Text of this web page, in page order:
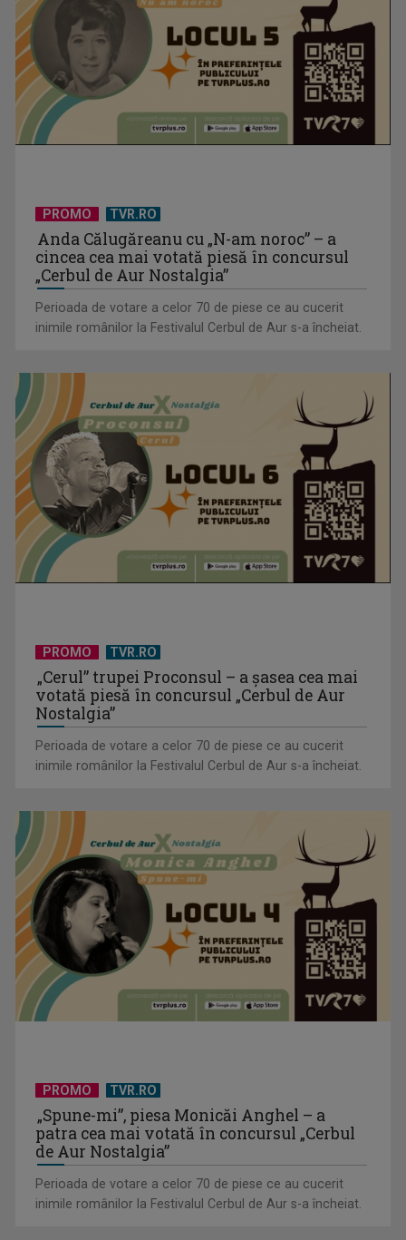
Tenis internațional la Târgu Mureș! TVR Sport transmite
finalele AXERIA Open ...
Piesa „Un actor grăbit” a Laurei Stoica – prima în topul
preferinţelor ...
Cate Blanchett este „Blue Jasmine” – sâmbătă seară, la TVR
Spectacol total la TVR: David Popovici și tricolorii luptă
pentru aur la ...
Prima câştigătoare a trofeului „Vedeta populară” şi-a
aniversat la TVR ...
PROMO TVR.RO
Anda Călugăreanu cu „N-am noroc” – a
cincea cea mai votată piesă în concursul
„Cerbul de Aur Nostalgia”
Perioada de votare a celor 70 de piese ce au cucerit
inimile românilor la Festivalul Cerbul de Aur s-a încheiat.
PROMO TVR.RO
„Cerul” trupei Proconsul – a şasea cea mai
votată piesă în concursul „Cerbul de Aur
Nostalgia”
Perioada de votare a celor 70 de piese ce au cucerit
inimile românilor la Festivalul Cerbul de Aur s-a încheiat.
PROMO TVR.RO
„Spune-mi”, piesa Monicăi Anghel – a
patra cea mai votată în concursul „Cerbul
de Aur Nostalgia”
Perioada de votare a celor 70 de piese ce au cucerit
inimile românilor la Festivalul Cerbul de Aur s-a încheiat.